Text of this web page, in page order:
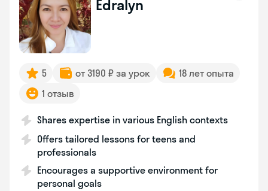
Edralyn
5 от 3190 ₽ за урок
18 лет опыта
1 отзыв
Shares expertise in various English contexts
Offers tailored lessons for teens and
professionals
Encourages a supportive environment for
personal goals